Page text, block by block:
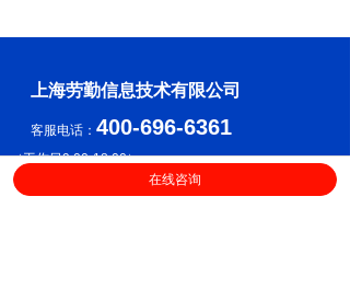
客服电话： 400-696-6361
（工作日9:00-18:00）
上海劳勤信息技术有限公司
在线咨询